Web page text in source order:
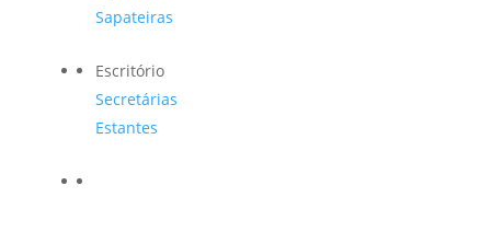
Sapateiras
Escritório
Secretárias
Estantes